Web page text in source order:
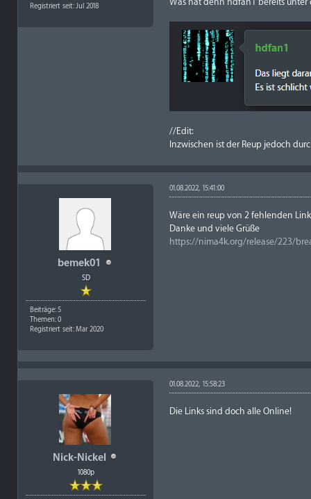
Registriert seit: Jul 2018
//Edit:
Inzwischen ist der Reup jedoch
bemek01
SD
Beiträge: 5
Themen: 0
Registriert seit: Mar 2020
01.08.2022, 15:41:00
Wäre ein reup von 2 fehlenden
Danke und viele Grüße
https://nima4k.org/release/223/
Nick-Nickel
1080p
01.08.2022, 15:58:23
Die Links sind doch alle Online!